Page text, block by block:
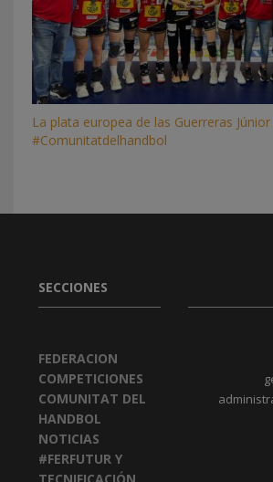
La plata europea de las Guerreras
#Comunitatdelhandbol
SECCIONES
FEDERACION
COMPETICIONES
COMUNITAT DEL
HANDBOL
NOTICIAS
#FERFUTUR Y
TECNIFICACIÓN